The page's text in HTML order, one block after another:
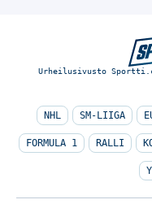
Urheilusivusto
NHL SM-LIIGA
FORMULA 1 RALLI